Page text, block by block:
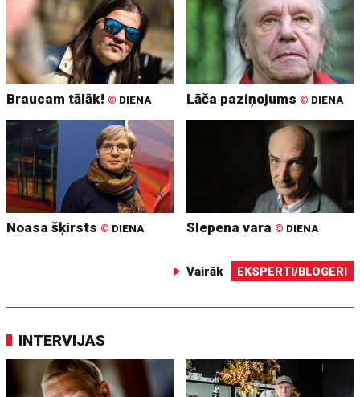
Braucam tālāk! © DIENA Lāča paziņojums © DIENA
Noasa šķirsts © DIENA Slepena vara © DIENA
Vairāk EKSPERTI/BLOGERI
INTERVIJAS